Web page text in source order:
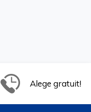
Alege gratuit!